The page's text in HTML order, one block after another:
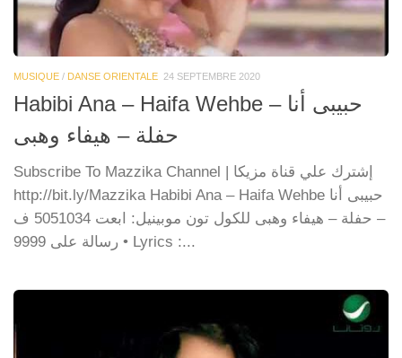
MUSIQUE / DANSE ORIENTALE 24 SEPTEMBRE 2020
Habibi Ana – Haifa Wehbe حبيبى أنا –
حفلة – هيفاء وهبى
Subscribe To Mazzika Channel | إشترك علي قناة مزيكا
http://bit.ly/Mazzika Habibi Ana – Haifa Wehbe حبيبى أنا
– حفلة – هيفاء وهبى للكول تون موبينيل: ابعت 5051034 ف
رسالة على 9999 • Lyrics :...